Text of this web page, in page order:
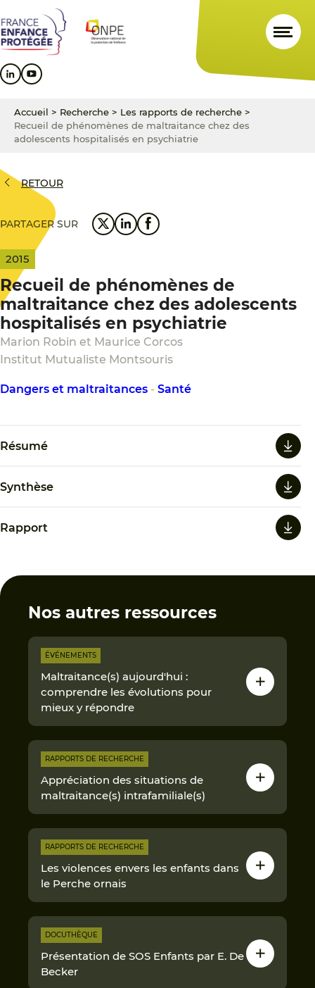
au
contenu
principal
au
menu
principal
au
pied
de
Accueil > Recherche > Les rapports de recherche >
Recueil de phénomènes de maltraitance chez des
adolescents hospitalisés en psychiatrie
RETOUR
PARTAGER SUR
2015
Recueil de phénomènes de
maltraitance chez des adolescents
hospitalisés en psychiatrie
Marion Robin et Maurice Corcos
Institut Mutualiste Montsouris
Dangers et maltraitances - Santé
Résumé
Synthèse
Rapport
Nos autres ressources
ÉVÉNEMENTS
Maltraitance(s) aujourd'hui :
comprendre les évolutions pour
mieux y répondre
RAPPORTS DE RECHERCHE
Appréciation des situations de
maltraitance(s) intrafamiliale(s)
RAPPORTS DE RECHERCHE
Les violences envers les enfants dans
le Perche ornais
DOCUTHÈQUE
Présentation de SOS Enfants par E. De
Becker